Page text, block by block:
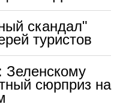
скандал"
туристов
Зеленскому
сюрприз на